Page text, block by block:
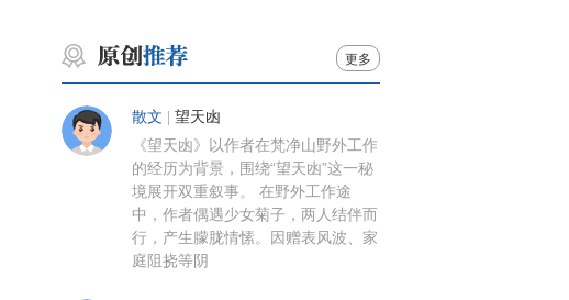
更多
散文 望天凼
《望天凼》以作者在梵净山野外工作
的经历为背景，围绕“望天凼”这一秘
境展开双重叙事。 在野外工作途
中，作者偶遇少女菊子，两人结伴而
行，产生朦胧情愫。因赠表风波、家
庭阻挠等阴